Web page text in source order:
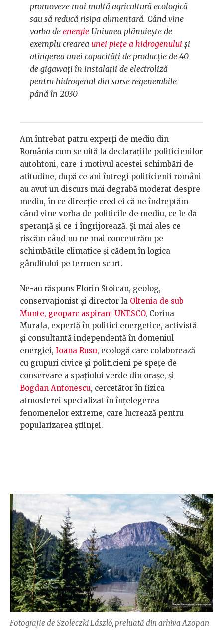
promoveze mai multă agricultură ecologică
sau să reducă risipa alimentară. Când vine
vorba de energie Uniunea plănuiește de
exemplu crearea unei piețe a hidrogenului și
atingerea unei capacități de producție de 40
de gigawați în instalații de electroliză
pentru hidrogenul din surse regenerabile
până în 2030
Am întrebat patru experți de mediu din
România cum se uită la declarațiile politicienilor
autohtoni, care-i motivul acestei schimbări de
atitudine, după ce ani întregi politicienii români
au avut un discurs mai degrabă moderat despre
mediu, în ce direcție cred ei că ne îndreptăm
când vine vorba de politicile de mediu, ce le dă
speranță și ce-i îngrijorează. Și mai ales ce
riscăm când nu ne mai concentrăm pe
schimbările climatice și cădem în logica
gânditului pe termen scurt.
Ne-au răspuns Florin Stoican, geolog,
conservaționist și director la Oltenia de sub
Munte, geoparc aspirant UNESCO, Corina
Murafa, expertă în politici energetice, activistă
și consultantă independentă în domeniul
energiei, Ioana Rusu, ecologă care colaborează
cu grupuri civice și politicieni pe spețe de
conservare a spațiului verde din orașe, și
Bogdan Antonescu, cercetător în fizica
atmosferei specializat în înțelegerea
fenomenelor extreme, care lucrează pentru
popularizarea științei.
Fotografie de Szoleczki László, preluată din arhiva Azopan